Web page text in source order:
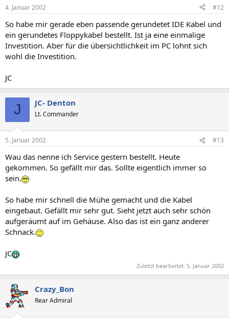
4. Januar 2002 #12
So habe mir gerade eben passende gerundetet IDE Kabel und
ein gerundetes Floppykabel bestellt. Ist ja eine einmalige
Investition. Aber für die übersichtlichkeit im PC lohnt sich
wohl die Investition.
JC
J JC- Denton
Lt. Commander
5. Januar 2002 #13
Wau das nenne ich Service gestern bestellt. Heute
gekommen. So gefällt mir das. Sollte eigentlich immer so
sein.
So habe mir schnell die Mühe gemacht und die Kabel
eingebaut. Gefällt mir sehr gut. Sieht jetzt auch sehr schön
aufgeräumt auf im Gehäuse. Also das ist ein ganz anderer
Schnack.
JC
Zuletzt bearbeitet: 5. Januar 2002
Crazy_Bon
Rear Admiral